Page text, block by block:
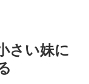
さい妹に